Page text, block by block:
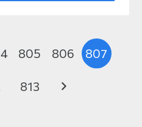
805 806 807
813